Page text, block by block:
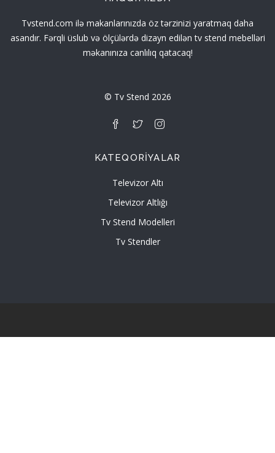
Tvstend.com ilə makanlarınızda öz tərzinizi yaratmaq daha
asandır. Fərqli üslub və ölçülərdə dizayn edilən tv stend mebelləri
məkanınıza canlılıq qatacaq!
© Tv Stend 2026
KATEQORIYALAR
Televizor Altı
Televizor Altlığı
Tv Stend Modelleri
Tv Stendler